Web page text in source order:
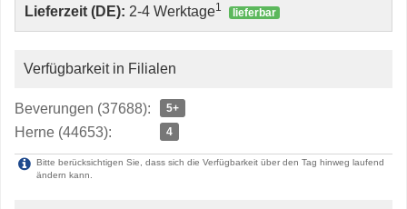
Lieferzeit (DE): 2-4 Werktage1 lieferbar
Verfügbarkeit in Filialen
Beverungen (37688): 5+
Herne (44653): 4
Bitte berücksichtigen Sie, dass sich die Verfügbarkeit über den Tag hinweg laufend
ändern kann.